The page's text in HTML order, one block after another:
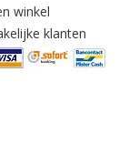
winkel
klanten